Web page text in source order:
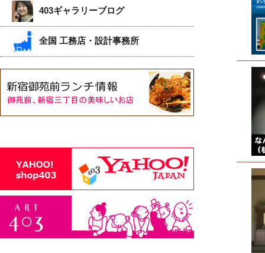
403ギャラリーブログ
全国 工務店・設計事務所